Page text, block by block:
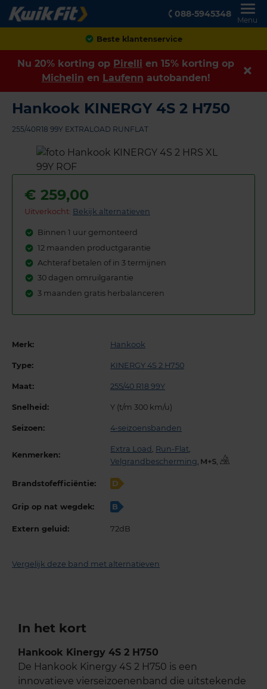
088-5945348
Menu
Achteraf betalen
Nu 20% korting op Pirelli en 15% korting op
Michelin en Laufenn autobanden!
Hankook KINERGY 4S 2 H750
255/40R18 99Y EXTRALOAD RUNFLAT
€ 259,00
Uitverkocht: Bekijk alternatieven
Binnen 1 uur gemonteerd
12 maanden productgarantie
Achteraf betalen of in 3 termijnen
30 dagen omruilgarantie
3 maanden gratis herbalanceren
Merk: Hankook
Type: KINERGY 4S 2 H750
Maat: 255/40 R18 99Y
Snelheid: Y (t/m 300 km/u)
Seizoen: 4-seizoensbanden
Kenmerken:
Extra Load , Run-Flat,
Velgrandbescherming, ,
Brandstofefficiëntie: D
Grip op nat wegdek: B
Extern geluid: 72dB
Vergelijk deze band met alternatieven
In het kort
Hankook Kinergy 4S 2 H750
De Hankook Kinergy 4S 2 H750 is een
innovatieve vierseizoenenband die uitstekende